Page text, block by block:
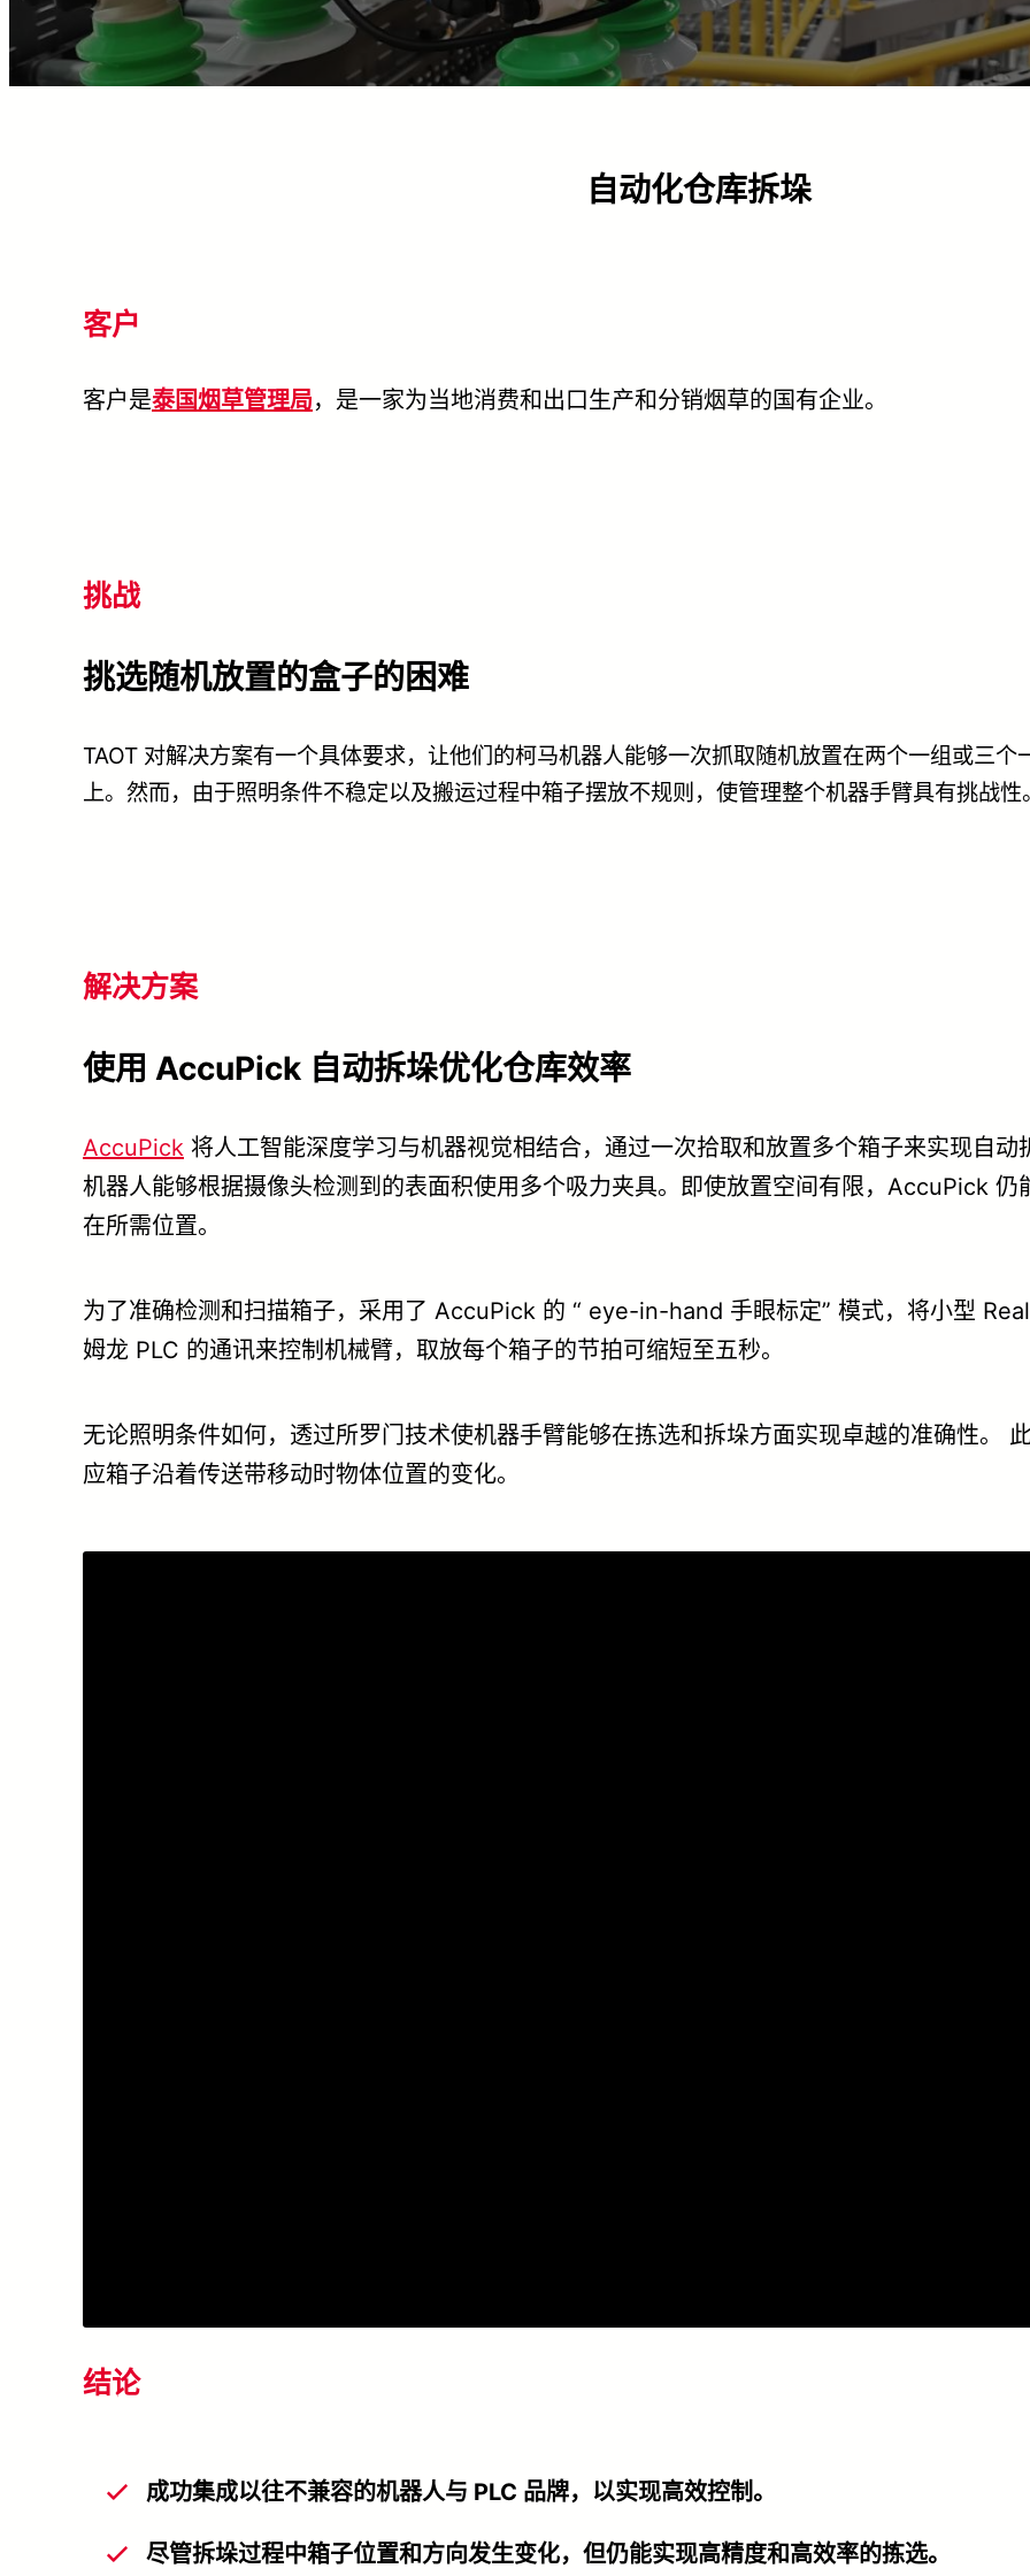
自动化仓库拆垛
客户
客户是泰国烟草管理局，是一家为当地消费和出口生产和分销烟草的国有企业。
挑战
挑选随机放置的盒子的困难
TAOT 对解决方案有一个具体要求，让他们的柯马机器人能够一次抓取随机放置在两个一组或三
上。然而，由于照明条件不稳定以及搬运过程中箱子摆放不规则，使管理整个机器手臂具有挑战性
解决方案
使用 AccuPick 自动拆垛优化仓库效率
AccuPick 将人工智能深度学习与机器视觉相结合，通过一次拾取和放置多个箱子来实现自
机器人能够根据摄像头检测到的表面积使用多个吸力夹具。即使放置空间有限，AccuPick
在所需位置。
为了准确检测和扫描箱子，采用了 AccuPick 的 “ eye-in-hand 手眼标定” 模式，将小型
姆龙 PLC 的通讯来控制机械臂，取放每个箱子的节拍可缩短至五秒。
无论照明条件如何，透过所罗门技术使机器手臂能够在拣选和拆垛方面实现卓越的准确性。
应箱子沿着传送带移动时物体位置的变化。
结论
成功集成以往不兼容的机器人与 PLC 品牌，以实现高效控制。
尽管拆垛过程中箱子位置和方向发生变化，但仍能实现高精度和高效率的拣选。